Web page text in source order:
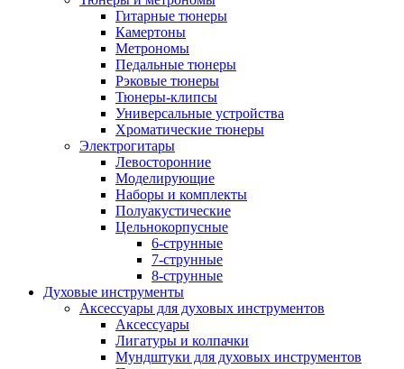
Гитарные тюнеры
Камертоны
Метрономы
Педальные тюнеры
Рэковые тюнеры
Тюнеры-клипсы
Универсальные устройства
Хроматические тюнеры
Электрогитары
Левосторонние
Моделирующие
Наборы и комплекты
Полуакустические
Цельнокорпусные
6-струнные
7-струнные
8-струнные
Духовые инструменты
Аксессуары для духовых инструментов
Аксессуары
Лигатуры и колпачки
Мундштуки для духовых инструментов